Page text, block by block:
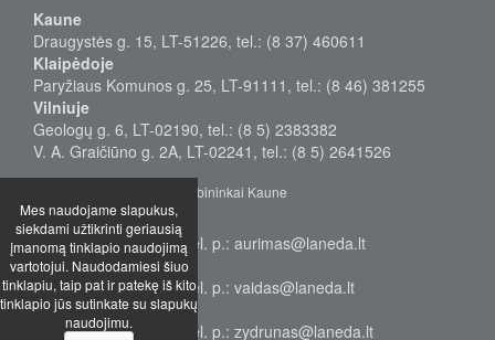
Kaune
Draugystės g. 15, LT-51226, tel.: (8 37) 460611
Klaipėdoje
Paryžiaus Komunos g. 25, LT-91111, tel.: (8 46) 381255
Vilniuje
Geologų g. 6, LT-02190, tel.: (8 5) 2383382
V. A. Graičiūno g. 2A, LT-02241, tel.: (8 5) 2641526
Didmeninės prekybos vadybininkai Kaune
Aurimas
Tel.: +370 655 38577, el. p.: aurimas@laneda.lt
Vaidas
Tel.: +370 655 68949, el. p.: vaidas@laneda.lt
Žydrūnas
Tel.: +370 699 17232, el. p.: zydrunas@laneda.lt
Mes naudojame slapukus,
siekdami užtikrinti geriausią
įmanomą tinklapio naudojimą
vartotojui. Naudodamiesi šiuo
tinklapiu, taip pat ir patekę iš kito
tinklapio jūs sutinkate su slapukų
naudojimu.